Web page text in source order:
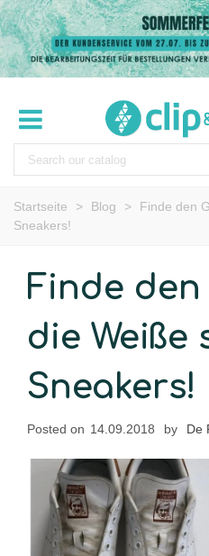
Startseite > Blog >
Finde den
Sneakers!
Finde
die Weiße
Sneakers!
Posted on 14.09.2018 by De